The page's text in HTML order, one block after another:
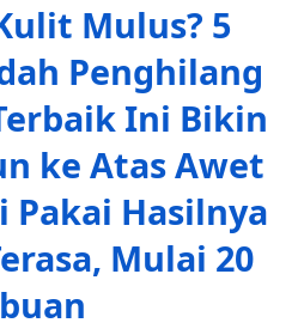
Mulus? 5
Penghilang
Ini Bikin
ke Atas Awet
Pakai Hasilnya
Mulai 20